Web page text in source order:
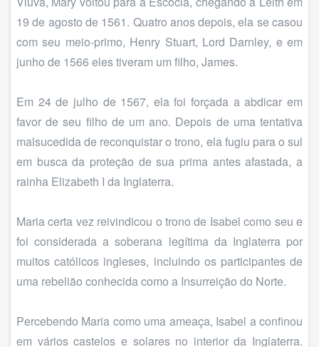
19 de agosto de 1561. Quatro anos depois, ela se casou
com seu meio-primo, Henry Stuart, Lord Darnley, e em
junho de 1566 eles tiveram um filho, James.
Em 24 de julho de 1567, ela foi forçada a abdicar em
favor de seu filho de um ano. Depois de uma tentativa
malsucedida de reconquistar o trono, ela fugiu para o sul
em busca da proteção de sua prima antes afastada, a
rainha Elizabeth I da Inglaterra.
Maria certa vez reivindicou o trono de Isabel como seu e
foi considerada a soberana legítima da Inglaterra por
muitos católicos ingleses, incluindo os participantes de
uma rebelião conhecida como a Insurreição do Norte.
Percebendo Maria como uma ameaça, Isabel a confinou
em vários castelos e solares no interior da Inglaterra.